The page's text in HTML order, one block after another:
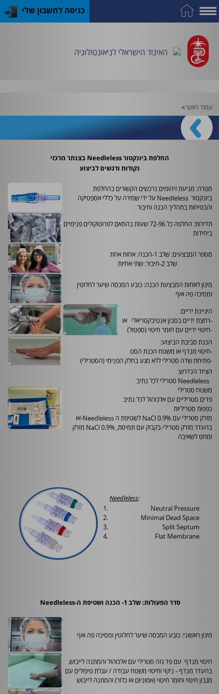
כניסה לחשבון שלי
האיגוד הישראלי לניאונטולוגיה
על
האיגוד
פרסומי
האיגוד
התמחות
במקצוע
כח
אדם
וציוד
כלים
שימושיים
כנס
האיגוד
עמוד ראשי>
החלפת ביונקטורNeedleless בצנתר מרכזי
נקודות ודגשים לביצוע
מטרה: מניעת זיהומים נרכשים הקשורים בהחלפת
ביונקטור Needlelessעל ידי שמירה על כללי אספטיקה
והבטיחות בתהליך הכנה וחיבור
תדירות: החלפה כל 72-96 שעות בהתאם לפרוטוקולים פנימיים
ביחידות
מספר המבצעים: שלב 1-הכנה: אחות אחת
שלב 2-חיבור: שתי אחיות
מיגון לאחות המבצעת הכנה: כובע המכסה שיער לחלוטין
ומסיכה פה ואף
היגיינת ידיים:
-רחצת ידיים בסבון אנטיבקטריאלי או
-חיטוי ידיים עם חומר חיטוי (ספטול)
הכנת סביבת הביצוע:
-חיטוי מנדף או משטח הכנת הסט
-פתיחת שדה סטרילי ללא מגע בחלק הפנימי (הסטרילי)
הציוד הנדרש:
Needlelessסטרילי לכל נתיב
משטח סטרילי
פדים סטריליים עם אלכוהול לכל נתיב
כפפות סטריליות
מזרק סטרילי עםNaCl 0.9%לשטיפת ה-Needlelessאו
בהעדר מזרק סטרילי-בקבוק עם תמיסתNaCl 0.9% ,מזרק
ומחט לשאיבה
Needleless:
Neutral Pressure
Minimal Dead Space
Split Septum
Flat Membrane
סדר הפעולות: שלב 1- הכנה ושטיפת ה- Needleless
מיגון ראשוני: כובע המכסה שיער לחלוטין ומסיכה פה ואף
חיטוי מנדף עם פד גזה סטרילי עם אלכוהול והמתנה לייבוש.
בהעדר מנדף - ניקוי וחיטוי משטח עבודה / עגלת טיפולים עם
מגבון חיטוי וחומר חיטוי (אמוניום או כלור) והמתנה לייבוש